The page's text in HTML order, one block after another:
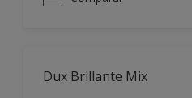
Dux Brillante Mix